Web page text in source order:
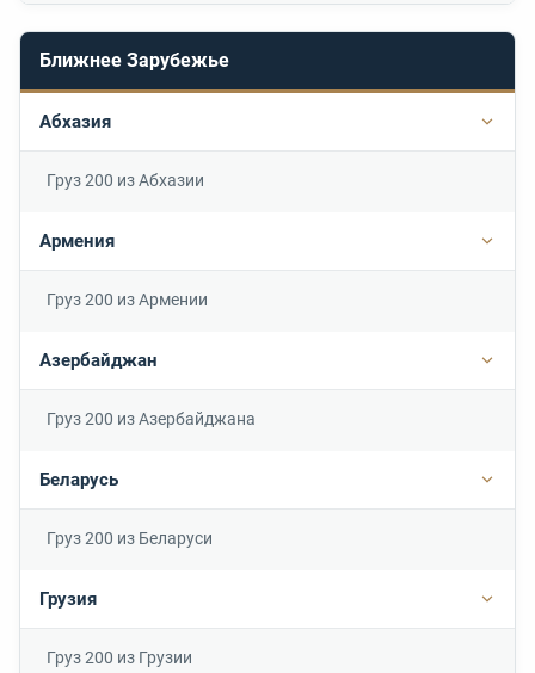
Ближнее Зарубежье
Абхазия
Груз 200 из Абхазии
Армения
Груз 200 из Армении
Азербайджан
Груз 200 из Азербайджана
Беларусь
Груз 200 из Беларуси
Грузия
Груз 200 из Грузии